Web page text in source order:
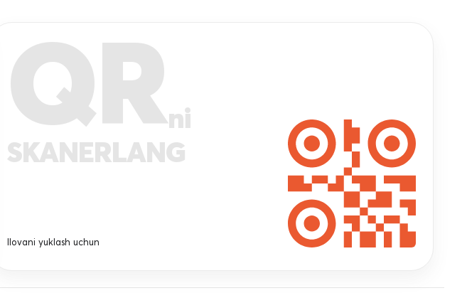
QRni
SKANERLANG
Ilovani yuklash uchun